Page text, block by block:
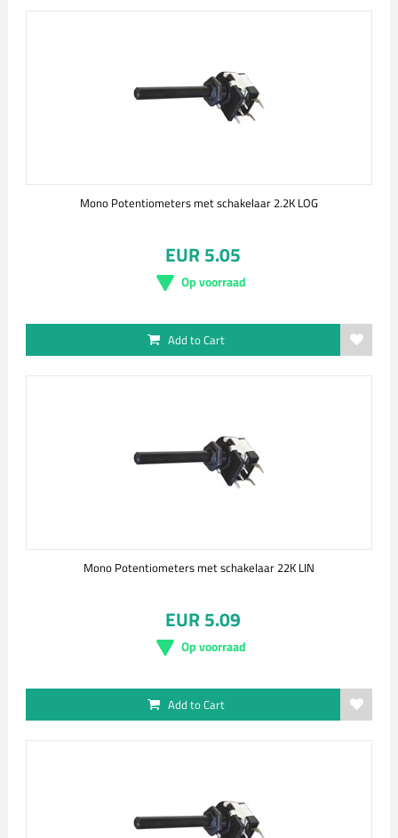
Mono Potentiometers met schakelaar 2.2K LOG
EUR 5.05
Op voorraad
Add to Cart
Mono Potentiometers met schakelaar 22K LIN
EUR 5.09
Op voorraad
Add to Cart